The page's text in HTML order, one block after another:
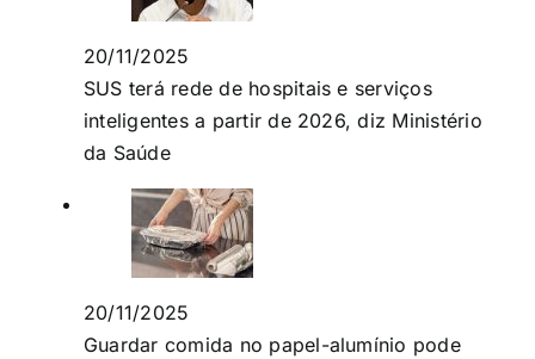
20/11/2025
SUS terá rede de hospitais e serviços
inteligentes a partir de 2026, diz Ministério
da Saúde
20/11/2025
Guardar comida no papel-alumínio pode